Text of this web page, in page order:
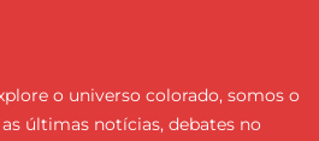
o universo colorado, somos o
últimas notícias, debates no